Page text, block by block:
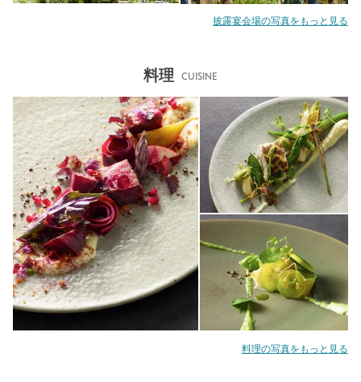
披露宴会場の写真をもっと見る
料理 CUISINE
料理の写真をもっと見る